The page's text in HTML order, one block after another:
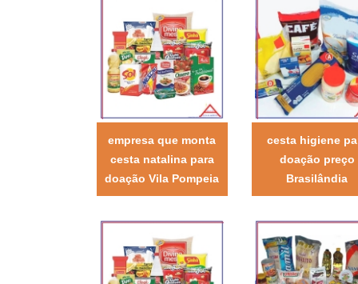
empresa que monta
cesta natalina para
doação Vila Pompeia
cesta higiene
doação preço
Brasilândia